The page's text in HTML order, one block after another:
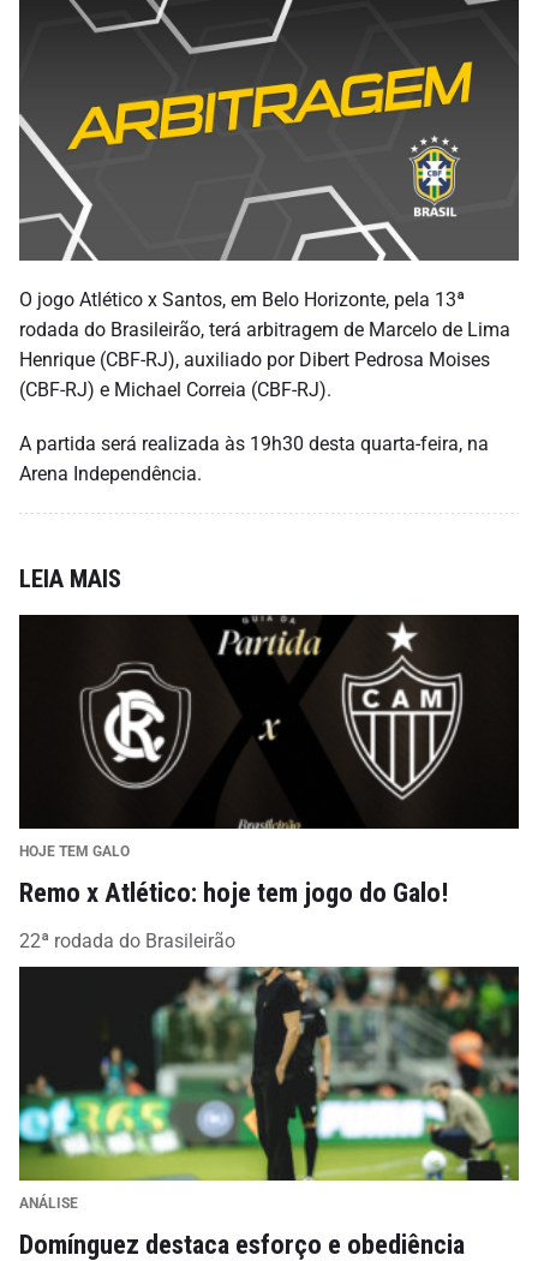
O jogo Atlético x Santos, em Belo Horizonte, pela 13ª
rodada do Brasileirão, terá arbitragem de Marcelo de Lima
Henrique (CBF-RJ), auxiliado por Dibert Pedrosa Moises
(CBF-RJ) e Michael Correia (CBF-RJ).
A partida será realizada às 19h30 desta quarta-feira, na
Arena Independência.
LEIA MAIS
HOJE TEM GALO
Remo x Atlético: hoje tem jogo do Galo!
22ª rodada do Brasileirão
ANÁLISE
Domínguez destaca esforço e obediência